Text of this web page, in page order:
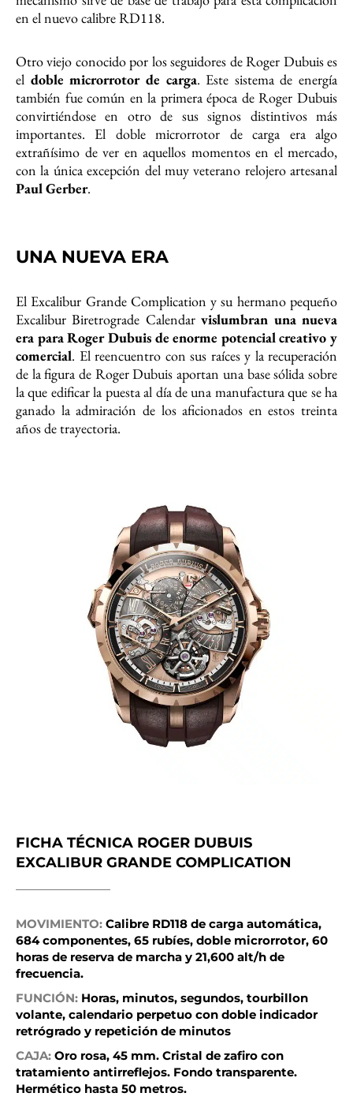
en el nuevo calibre RD118.
Otro viejo conocido por los seguidores de Roger Dubuis es
el doble microrrotor de carga. Este sistema de energía
también fue común en la primera época de Roger Dubuis
convirtiéndose en otro de sus signos distintivos más
importantes. El doble microrrotor de carga era algo
extrañísimo de ver en aquellos momentos en el mercado,
con la única excepción del muy veterano relojero artesanal
Paul Gerber.
UNA NUEVA ERA
El Excalibur Grande Complication y su hermano pequeño
Excalibur Biretrograde Calendarvislumbran una nueva
era para Roger Dubuis de enorme potencial creativo y
comercial. El reencuentro con sus raíces y la recuperación
de la figura de Roger Dubuis aportan una base sólida sobre
la que edificar la puesta al día de una manufactura que se ha
ganado la admiración de los aficionados en estos treinta
años de trayectoria.
FICHA TÉCNICA ROGER DUBUIS
EXCALIBUR GRANDE COMPLICATION
MOVIMIENTO: Calibre RD118 de carga automática,
684 componentes, 65 rubíes, doble microrrotor, 60
horas de reserva de marcha y 21,600 alt/h de
frecuencia.
FUNCIÓN: Horas, minutos, segundos, tourbillon
volante, calendario perpetuo con doble indicador
retrógrado y repetición de minutos
CAJA: Oro rosa, 45 mm. Cristal de zafiro con
tratamiento antirreflejos. Fondo transparente.
Hermético hasta 50 metros.